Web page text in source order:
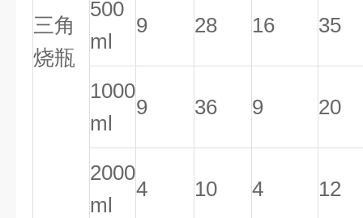
三角
烧瓶
500
ml
9 28 16 35
1000
ml
9 36 9 20
2000
ml
4 10 4 12